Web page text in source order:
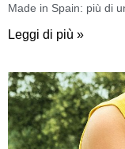
Made in Spain: più di
Leggi di più »